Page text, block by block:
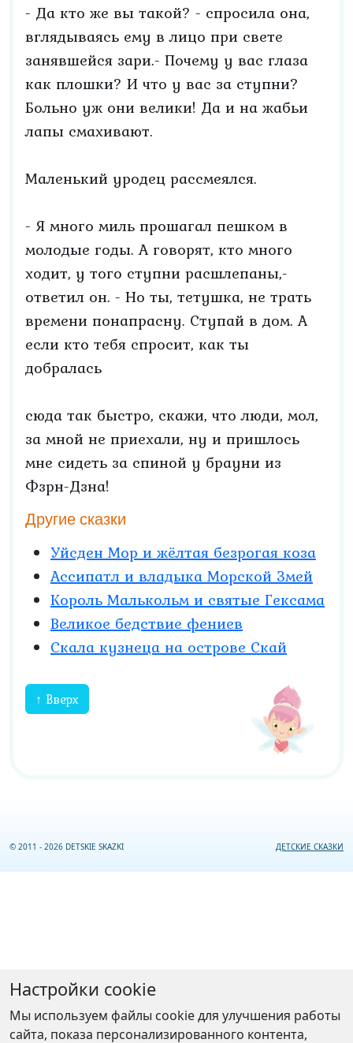
- Да кто же вы такой? - спросила она,
вглядываясь ему в лицо при свете
занявшейся зари.- Почему у вас глаза
как плошки? И что у вас за ступни?
Больно уж они велики! Да и на жабьи
лапы смахивают.
Маленький уродец рассмеялся.
- Я много миль прошагал пешком в
молодые годы. А говорят, кто много
ходит, у того ступни расшлепаны,-
ответил он. - Но ты, тетушка, не трать
времени понапрасну. Ступай в дом. А
если кто тебя спросит, как ты
добралась
сюда так быстро, скажи, что люди, мол,
за мной не приехали, ну и пришлось
мне сидеть за спиной у брауни из
Фзрн-Дзна!
Другие сказки
Уйсден Мор и жёлтая безрогая коза
Ассипатл и владыка Морской Змей
Король Малькольм и святые Гексама
Великое бедствие фениев
Скала кузнеца на острове Скай
↑ Вверх
© 2011 - 2026 DETSKIE SKAZKI ДЕТСКИЕ СКАЗКИ
Настройки cookie
Мы используем файлы cookie для улучшения работы
сайта, показа персонализированного контента,